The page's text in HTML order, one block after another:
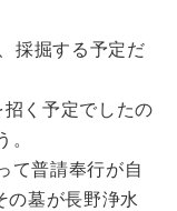
採掘する予定だ
く予定でしたの
て普請奉行が自
の墓が長野浄水